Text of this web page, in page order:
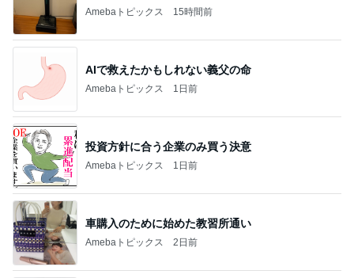
Amebaトピックス 15時間前
AIで救えたかもしれない義父の命
Amebaトピックス 1日前
投資方針に合う企業のみ買う決意
Amebaトピックス 1日前
車購入のために始めた教習所通い
Amebaトピックス 2日前